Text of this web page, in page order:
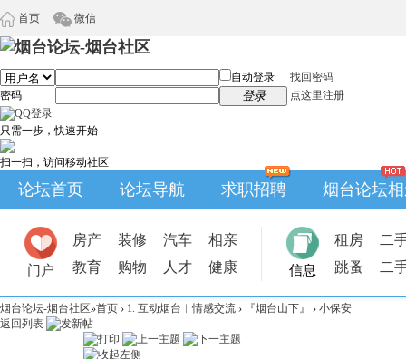
首页 微信
自动登录
找回密码
密码
登录 点这里注册
只需一步，快速开始
扫一扫，访问移动社区
论坛首页 论坛导航 求职招聘 烟台论坛
门户
房产 装修 汽车
相亲
教育
购物 人才 健康 信息
租房
二
跳蚤
二
烟台论坛-烟台社区»首页 › 1. 互动烟台︱情感交流 › 『烟台山下』 › 小保安
返回列表